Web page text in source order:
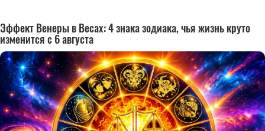
Эффект Венеры в Весах: 4 знака зодиака, чья жизнь круто
изменится с 6 августа